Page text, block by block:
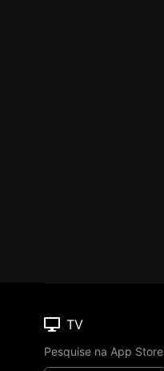
TV
Pesquise na App Store